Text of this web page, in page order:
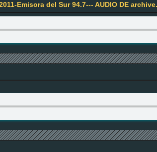
Emisora del Sur 94.7--- AUDIO DE